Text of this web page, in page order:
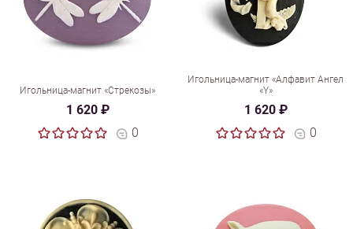
Игольница-магнит «Стрекозы»
1 620 ₽
0
Игольница-магнит «Алфавит Ангел
«Y»
1 620 ₽
0